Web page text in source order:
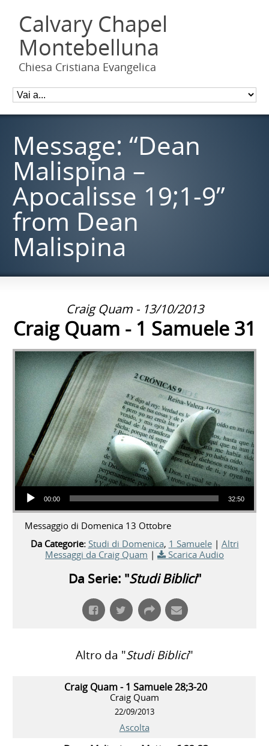
Calvary Chapel
Montebelluna
Chiesa Cristiana Evangelica
Message: “Dean
Malispina –
Apocalisse 19;1-9”
from Dean
Malispina
Craig Quam - 13/10/2013
Craig Quam - 1 Samuele 31
Audio Player
00:00 32:50
Messaggio di Domenica 13 Ottobre
Da Categorie: Studi di Domenica, 1 Samuele| Altri
Messaggi da Craig Quam | Scarica Audio
Da Serie: "Studi Biblici"
Altro da "Studi Biblici"
Craig Quam - 1 Samuele 28;3-20
Craig Quam
22/09/2013
Ascolta